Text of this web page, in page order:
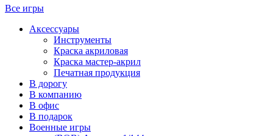
Все игры
Аксессуары
Инструменты
Краска акриловая
Краска мастер-акрил
Печатная продукция
В дорогу
В компанию
В офис
В подарок
Военные игры